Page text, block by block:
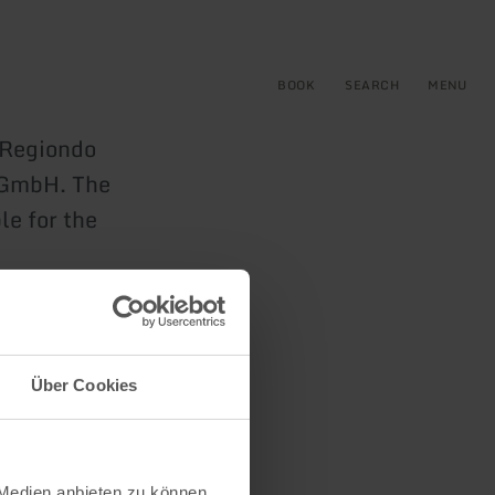
Über Cookies
BOOK SEARCH MENU
The
for the